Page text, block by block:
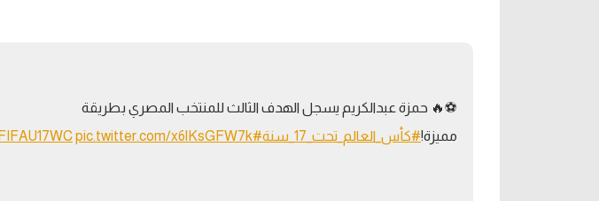
دوري أبطال إفريقيا
⚽🔥 حمزة عبدالكريم يسجل الهدف الثالث للمنتخب المصري بطريقة
مميزة!#كأس_العالم_تحت_17_سنة #FIFAU17WC
pic.twitter.com/x6lKsGFW7k